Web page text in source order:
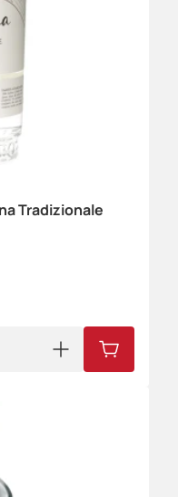
Tradizionale
IN DEN